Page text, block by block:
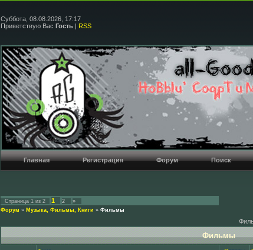
Суббота, 08.08.2026, 17:17
Приветствую Вас Гость | RSS
Главная Регистрация Форум Поиск
Страница 1 из 2 1 2
»
Форум » Музыка, Фильмы, Книги » Фильмы
Фильмы